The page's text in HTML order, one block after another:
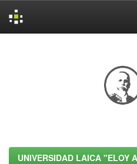
UNIVERSIDAD LAICA "ELOY